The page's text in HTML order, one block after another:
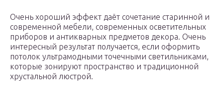
Очень хороший эффект даёт сочетание старинной и
современной мебели, современных осветительных
приборов и антикварных предметов декора. Очень
интересный результат получается, если оформить
потолок ультрамодными точечными светильниками,
которые зонируют пространство и традиционной
хрустальной люстрой.